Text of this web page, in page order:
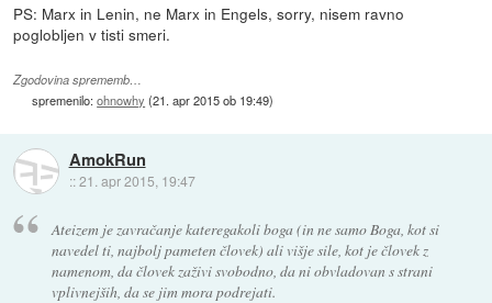
PS: Marx in Lenin, ne Marx in Engels, sorry, nisem ravno
poglobljen v tisti smeri.
Zgodovina sprememb…
spremenilo:ohnowhy (21. apr 2015 ob 19:49)
AmokRun
::21. apr 2015, 19:47
Ateizem je zavračanje kateregakoli boga (in ne samo Boga, kot si
navedel ti, najbolj pameten človek) ali višje sile, kot je človek z
namenom, da človek zaživi svobodno, da ni obvladovan s strani
vplivnejših, da se jim mora podrejati.